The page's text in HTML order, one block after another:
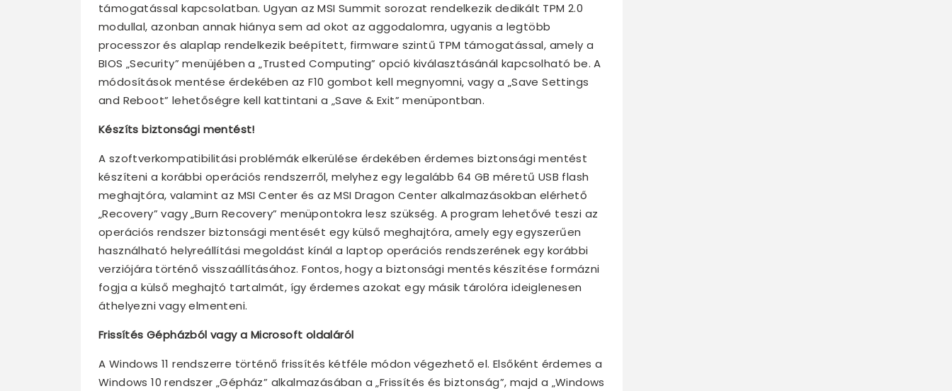
támogatással kapcsolatban. Ugyan az MSI Summit sorozat rendelkezik dedikált TPM 2.0
modullal, azonban annak hiánya sem ad okot az aggodalomra, ugyanis a legtöbb
processzor és alaplap rendelkezik beépített, firmware szintű TPM támogatással, amely a
BIOS „Security” menüjében a „Trusted Computing” opció kiválasztásánál kapcsolható be. A
módosítások mentése érdekében az F10 gombot kell megnyomni, vagy a „Save Settings
and Reboot” lehetőségre kell kattintani a „Save & Exit” menüpontban.
Készíts biztonsági mentést!
A szoftverkompatibilitási problémák elkerülése érdekében érdemes biztonsági mentést
készíteni a korábbi operációs rendszerről, melyhez egy legalább 64 GB méretű USB flash
meghajtóra, valamint az MSI Center és az MSI Dragon Center alkalmazásokban elérhető
„Recovery” vagy „Burn Recovery” menüpontokra lesz szükség. A program lehetővé teszi az
operációs rendszer biztonsági mentését egy külső meghajtóra, amely egy egyszerűen
használható helyreállítási megoldást kínál a laptop operációs rendszerének egy korábbi
verziójára történő visszaállításához. Fontos, hogy a biztonsági mentés készítése formázni
fogja a külső meghajtó tartalmát, így érdemes azokat egy másik tárolóra ideiglenesen
áthelyezni vagy elmenteni.
Frissítés Gépházból vagy a Microsoft oldaláról
A Windows 11 rendszerre történő frissítés kétféle módon végezhető el. Elsőként érdemes a
Windows 10 rendszer „Gépház” alkalmazásában a „Frissítés és biztonság”, majd a „Windows